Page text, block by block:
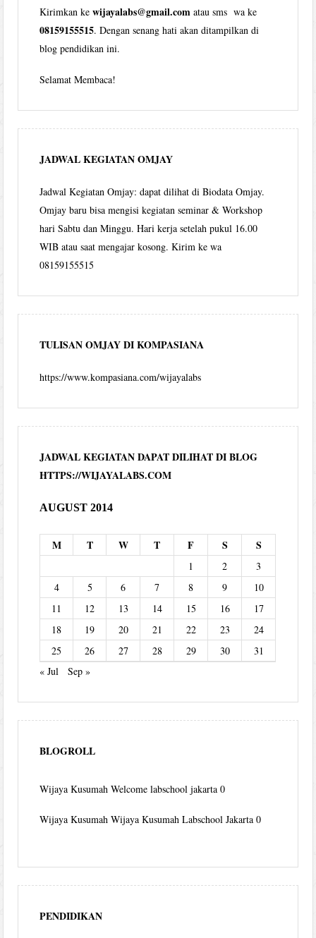
Kirimkan kewijayalabs@gmail.com atau sms wa ke
08159155515. Dengan senang hati akan ditampilkan di
blog pendidikan ini.
Selamat Membaca!
JADWAL KEGIATAN OMJAY
Jadwal Kegiatan Omjay: dapat dilihat di Biodata Omjay.
Omjay baru bisa mengisi kegiatan seminar & Workshop
hari Sabtu dan Minggu. Hari kerja setelah pukul 16.00
WIB atau saat mengajar kosong. Kirim ke wa
08159155515
TULISAN OMJAY DI KOMPASIANA
https://www.kompasiana.com/wijayalabs
JADWAL KEGIATAN DAPAT DILIHAT DI BLOG
HTTPS://WIJAYALABS.COM
AUGUST 2014
M T W T F S S
1 2
3
4
5 6 7 8 9
10
11
12 13 14 15 16
17
18
19 20 21 22 23
24
25
26 27 28 29 30
31
« Jul
Sep »
BLOGROLL
Wijaya Kusumah Welcome labschool jakarta 0
Wijaya Kusumah Wijaya Kusumah Labschool Jakarta 0
PENDIDIKAN